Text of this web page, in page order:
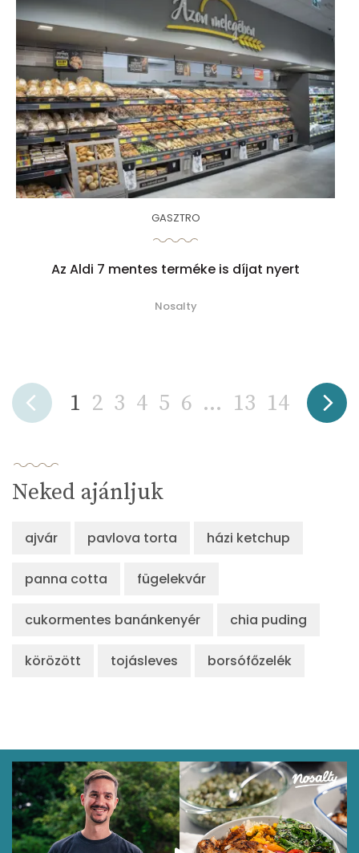
GASZTRO
Az Aldi 7 mentes terméke is díjat nyert
Nosalty
1 2 3 4 5 6 ... 13 14
Neked ajánljuk
ajvár pavlova torta házi ketchup
panna cotta fügelekvár
cukormentes banánkenyér chia puding
körözött tojásleves borsófőzelék